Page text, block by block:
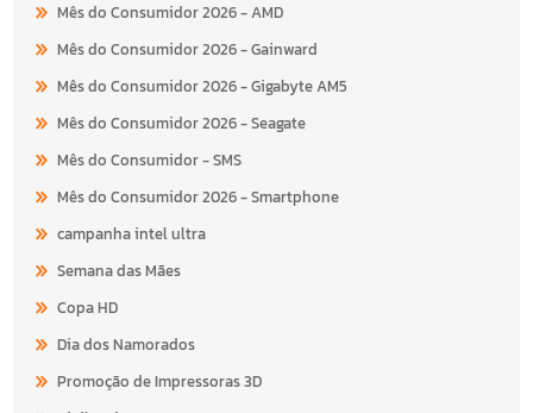
Mês do Consumidor 2026 - AMD
Mês do Consumidor 2026 - Gainward
Mês do Consumidor 2026 - Gigabyte AM5
Mês do Consumidor 2026 - Seagate
Mês do Consumidor - SMS
Mês do Consumidor 2026 - Smartphone
campanha intel ultra
Semana das Mães
Copa HD
Dia dos Namorados
Promoção de Impressoras 3D